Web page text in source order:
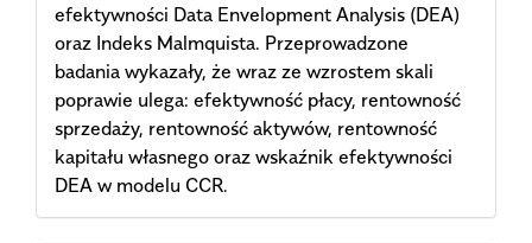
efektywności Data Envelopment Analysis (DEA)
oraz Indeks Malmquista. Przeprowadzone
badania wykazały, że wraz ze wzrostem skali
poprawie ulega: efektywność płacy, rentowność
sprzedaży, rentowność aktywów, rentowność
kapitału własnego oraz wskaźnik efektywności
DEA w modelu CCR.